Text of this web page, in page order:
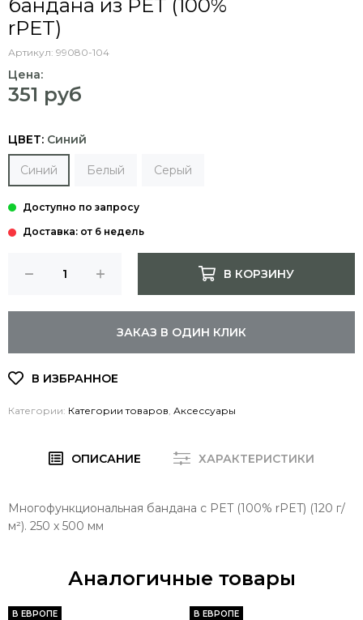
бандана из PET (100%
rPET)
Артикул: 99080-104
Цена:
351 руб
ЦВЕТ: Синий
Синий Белый Серый
Доставка: от 6 недель
В КОРЗИНУ
ЗАКАЗ В ОДИН КЛИК
Категории: Категории товаров Аксессуары
ОПИСАНИЕ ХАРАКТЕРИСТИКИ
Многофункциональная бандана с PET (100% rPET) (120 г/
м²). 250 x 500 мм
Аналогичные товары
В ЕВРОПЕ В ЕВРОПЕ